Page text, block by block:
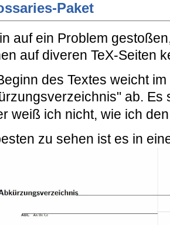
Paket
auf ein Problem
auf diveren TeX-Seiten
des Textes weicht
ab. Es
weiß ich nicht, wie ich
zu sehen ist es in